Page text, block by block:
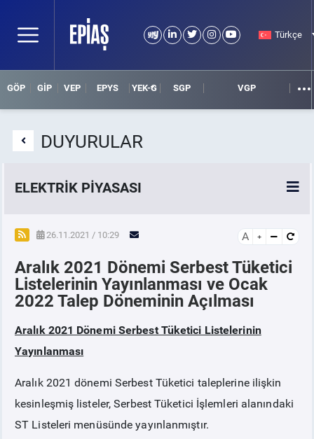
Türkçe
GÖP GİP VEP EPYS YEK-G SGP VGP
DUYURULAR
ELEKTRİK PİYASASI
SPOT ELEKTRİK PİYASALARI
ÖRNEK FİNANS BELGELERİ
VADELİ ELEKTRİK PİYASASI
PİYASAKAYIT
SERBEST TÜKETİCİ
MALİ UZLAŞTIRMA
26.11.2021 / 10:29 A
Aralık 2021 Dönemi Serbest Tüketici
Listelerinin Yayınlanması ve Ocak
2022 Talep Döneminin Açılması
Aralık 2021 Dönemi Serbest Tüketici Listelerinin
Yayınlanması
Aralık 2021 dönemi Serbest Tüketici taleplerine ilişkin
kesinleşmiş listeler, Serbest Tüketici İşlemleri alanındaki
ST Listeleri menüsünde yayınlanmıştır.